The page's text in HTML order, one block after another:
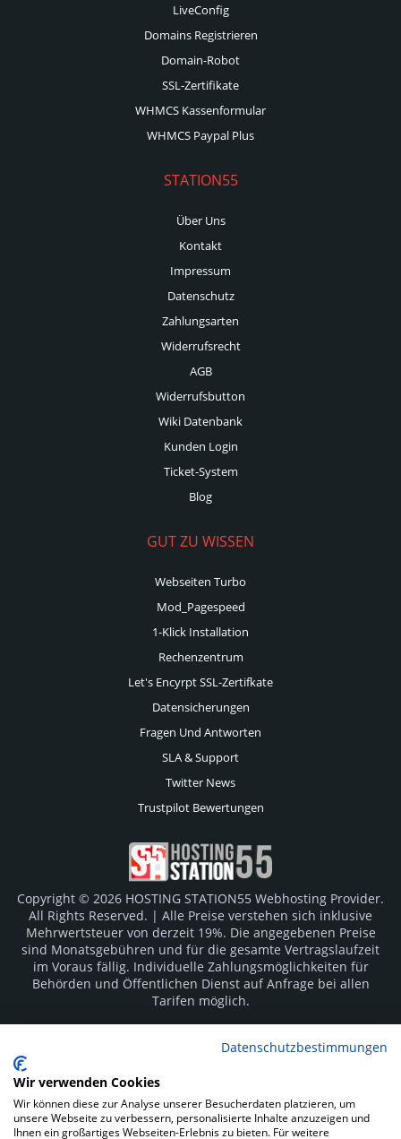
LiveConfig
Domains Registrieren
Domain-Robot
SSL-Zertifikate
WHMCS Kassenformular
WHMCS Paypal Plus
STATION55
Über Uns
Kontakt
Impressum
Datenschutz
Zahlungsarten
Widerrufsrecht
AGB
Widerrufsbutton
Wiki Datenbank
Kunden Login
Ticket-System
Blog
GUT ZU WISSEN
Webseiten Turbo
Mod_Pagespeed
1-Klick Installation
Rechenzentrum
Let's Encyrpt SSL-Zertifkate
Datensicherungen
Fragen Und Antworten
SLA & Support
Twitter News
Trustpilot Bewertungen
Copyright © 2026 HOSTING STATION55 Webhosting Provider.
All Rights Reserved. | Alle Preise verstehen sich inklusive
Mehrwertsteuer von derzeit 19%. Die angegebenen Preise
sind Monatsgebühren und für die gesamte Vertragslaufzeit
im Voraus fällig. Individuelle Zahlungsmöglichkeiten für
Behörden und Öffentlichen Dienst auf Anfrage bei allen
Tarifen möglich.
Hersteller. Irrtümer vorbehalten.
SOCIAL MEDIA
Datenschutzbestimmungen
Wir verwenden Cookies
Wir können diese zur Analyse unserer Besucherdaten platzieren, um
unsere Webseite zu verbessern, personalisierte Inhalte anzuzeigen und
Ihnen ein großartiges Webseiten-Erlebnis zu bieten. Für weitere